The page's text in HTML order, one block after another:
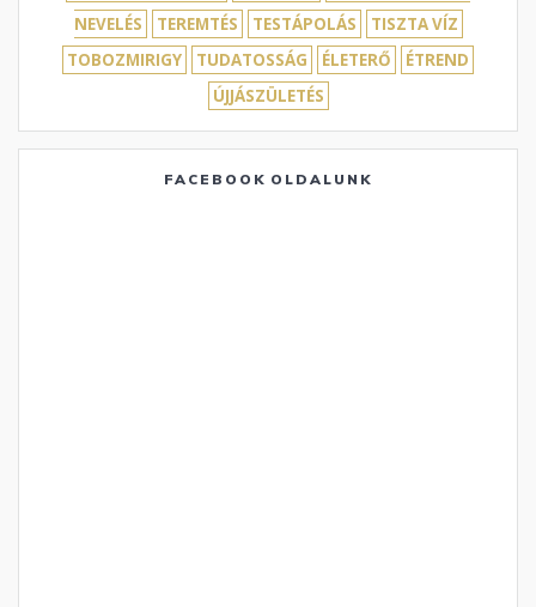
NEVELÉS
TEREMTÉS TESTÁPOLÁS
TISZTA VÍZ
TOBOZMIRIGY
TUDATOSSÁG ÉLETERŐ
ÉTREND
ÚJJÁSZÜLETÉS
FACEBOOK OLDALUNK